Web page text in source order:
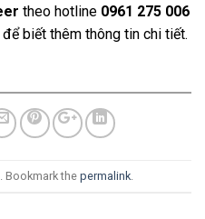
theo hotline 0961 275 006
biết thêm thông tin chi tiết.
Bookmark the permalink